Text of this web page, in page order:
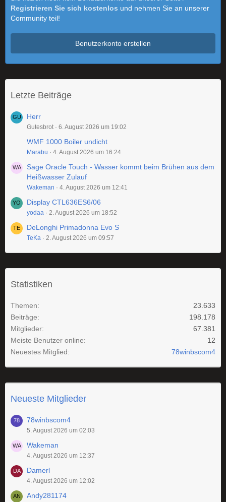
Registrieren Sie sich kostenlos und nehmen Sie an unserer
Community teil!
Benutzerkonto erstellen
Letzte Beiträge
Herr
Gutesbrot 6. August 2026 um 19:02
WMF 1000 Boiler undicht
Marabu 4. August 2026 um 16:24
Sage Oracle Touch - Wasser kommt beim Brühen aus dem
Heißwasser Zulauf
Wakeman 4. August 2026 um 12:41
Display CTL636ES6/06
yodaa 2. August 2026 um 18:52
DeLonghi Primadonna Evo S
TeKa 2. August 2026 um 09:57
Statistiken
Themen
23.633
Beiträge
198.178
Mitglieder
67.381
Meiste Benutzer online
12
Neuestes Mitglied
78winbscom4
Neueste Mitglieder
78winbscom4
5. August 2026 um 02:03
Wakeman
4. August 2026 um 12:37
Damerl
4. August 2026 um 12:02
Andy281174